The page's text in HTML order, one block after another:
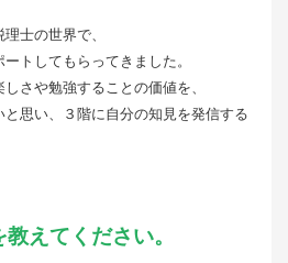
士の世界で、
トしてもらってきました。
さや勉強することの価値を、
思い、３階に自分の知見を発信する
えてください。